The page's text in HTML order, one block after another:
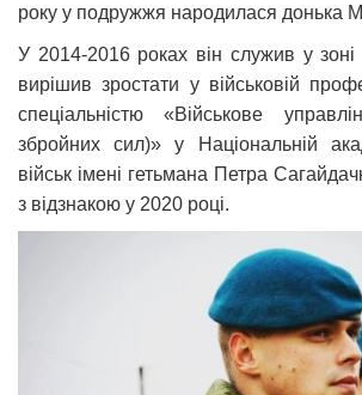
року у подружжя народилася донька
У 2014-2016 роках він служив у
вирішив зростати у військовій
спеціальністю «Військове
збройних сил)» у Національній
військ імені гетьмана Петра
з відзнакою у 2020 році.